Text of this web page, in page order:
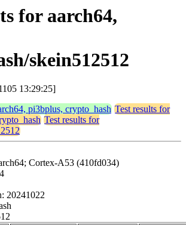
for aarch64,
skein512512
13:29:25]
pi3bplus, crypto_hash Test results for
Test results for
Cortex-A53 (410fd034)
20241022